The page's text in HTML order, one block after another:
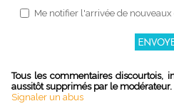
Me notifier l'arrivée de
Tous les commentaires discourtois,
aussitôt supprimés par le modérateur.
Signaler un abus